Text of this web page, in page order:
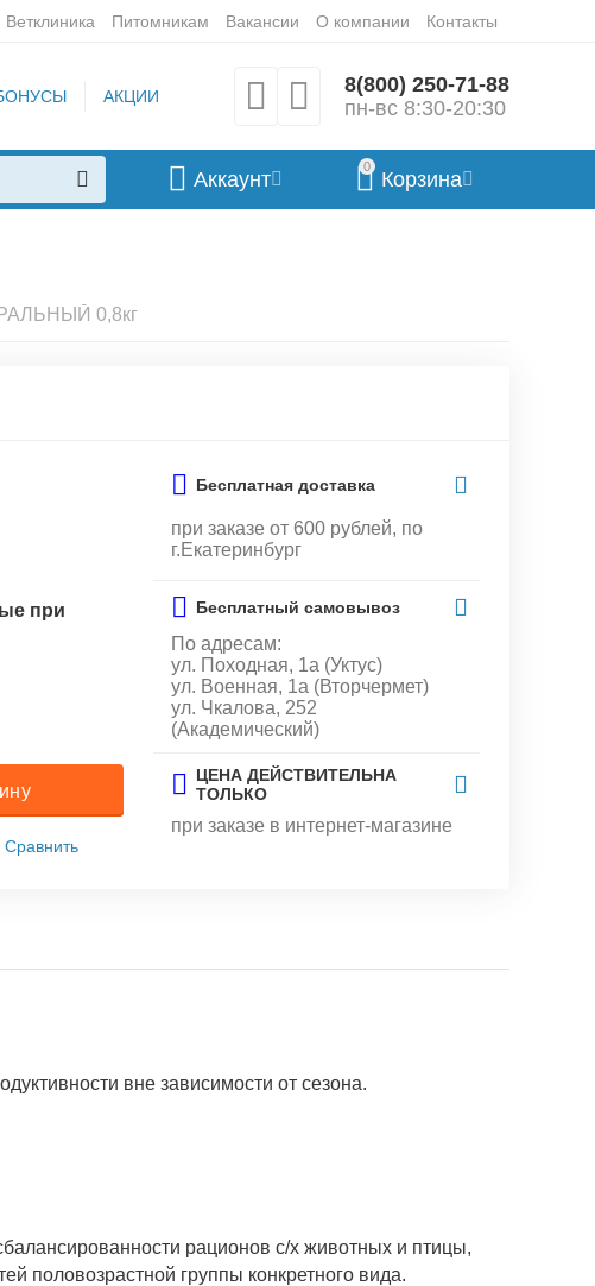
Ветклиника Питомникам Вакансии О компании Контакты
АКЦИИ
8(800) 250-71-88
пн-вс 8:30-20:30
0
Корзина
Аккаунт
0,8кг
при
Сравнить
Бесплатная доставка
при заказе от 600 рублей, по
г.Екатеринбург
Бесплатный самовывоз
По адресам:
ул. Походная, 1а (Уктус)
ул. Военная, 1а (Вторчермет)
ул. Чкалова, 252
(Академический)
ЦЕНА ДЕЙСТВИТЕЛЬНА
ТОЛЬКО
при заказе в интернет-магазине
вне зависимости от сезона.
рационов с/х животных и птицы,
половозрастной группы конкретного вида.